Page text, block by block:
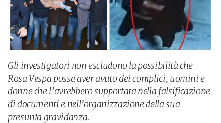
Gli investigatori non escludono la possibilità che
Rosa Vespa possa aver avuto dei complici, uomini e
donne che l’avrebbero supportata nella falsificazione
di documenti e nell’organizzazione della sua
presunta gravidanza.